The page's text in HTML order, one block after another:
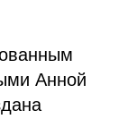
Анной